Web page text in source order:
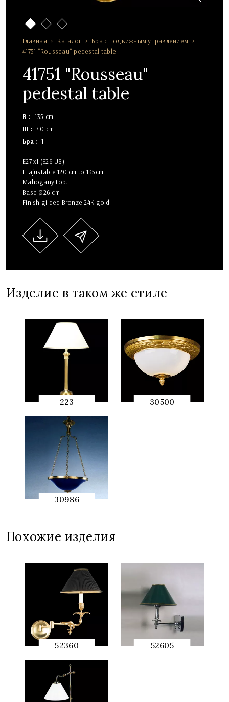
Главная Каталог
Бра с подвижным управлением
41751 "Rousseau" pedestal table
41751 "Rousseau"
pedestal table
В
135 cm
Ш
40 cm
Бра
1
E27 x1 (E26 US)
H ajustable 120 cm to 135cm
Mahogany top.
Base Ø26 cm
Finish gilded Bronze 24K gold
Изделие в таком же стиле
223
QUICK
PREVIEW
30500
30986
Похожие изделия
52360
QUICK
PREVIEW
52605